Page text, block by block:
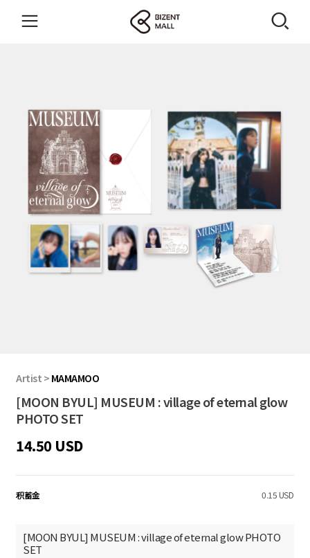
Artist > MAMAMOO
[MOON BYUL] MUSEUM : village of eternal glow
PHOTO SET
14.50 USD
积蓄金 0.15 USD
[MOON BYUL] MUSEUM : village of eternal glow PHOTO
SET